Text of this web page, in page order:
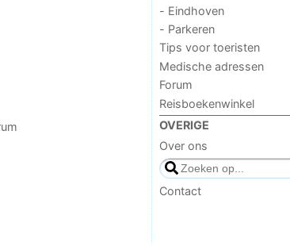
- Eindhoven
- Parkeren
Tips voor toeristen
Medische adressen
Forum
Reisboekenwinkel
OVERIGE
Over ons
Contact